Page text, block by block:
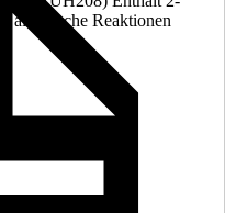
allergische Reaktionen